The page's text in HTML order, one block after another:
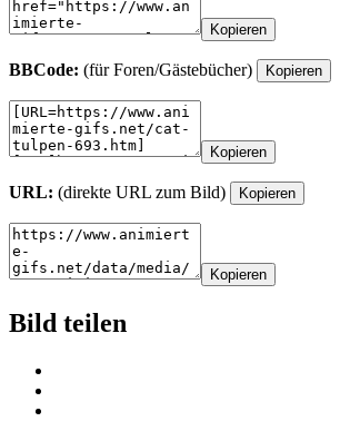
Kopieren
BBCode: (für Foren/Gästebücher) Kopieren
Kopieren
URL: (direkte URL zum Bild) Kopieren
Kopieren
Bild teilen